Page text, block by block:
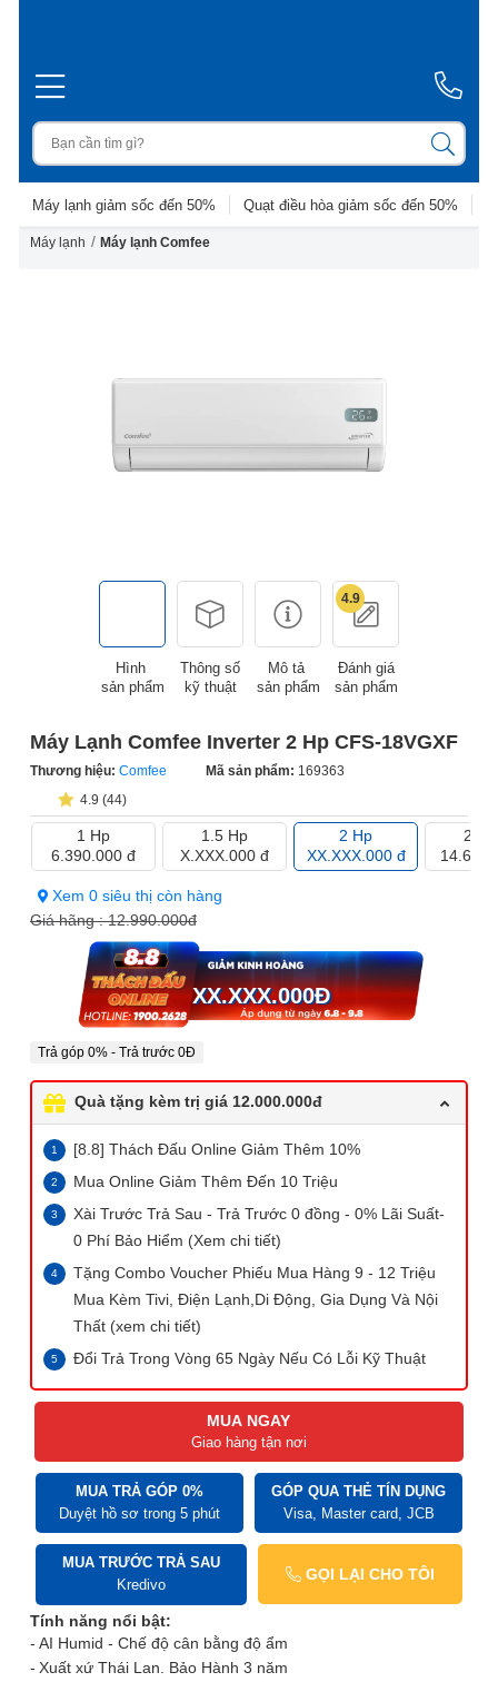
Máy lạnh giảm sốc đến 50% Quạt điều hòa giảm sốc đến 50%
Máy lạnh / Máy lạnh Comfee
Hình
sản phẩm
Thông số
kỹ thuật
Mô tả
sản phẩm
4.9
Đánh giá
sản phẩm
Máy Lạnh Comfee Inverter 2 Hp CFS-18VGXF
Thương hiệu: Comfee Mã sản phẩm: 169363
4.9 (44)
1 Hp
6.390.000 đ
1.5 Hp
X.XXX.000 đ
2 Hp
XX.XXX.000 đ
2.5
Xem 0 siêu thị còn hàng
Giá hãng :12.990.000đ
XX.XXX.000Đ
Trả góp 0% - Trả trước 0Đ
Quà tặng kèm trị giá 12.000.000đ
[8.8] Thách Đấu Online Giảm Thêm 10%
Mua Online Giảm Thêm Đến 10 Triệu
Xài Trước Trả Sau - Trả Trước 0 đồng - 0% Lãi Suất-
0 Phí Bảo Hiểm (Xem chi tiết)
Tặng Combo Voucher Phiếu Mua Hàng 9 - 12 Triệu
Mua Kèm Tivi, Điện Lạnh,Di Động, Gia Dụng Và Nội
Thất (xem chi tiết)
Đổi Trả Trong Vòng 65 Ngày Nếu Có Lỗi Kỹ Thuật
MUA NGAY
Giao hàng tận nơi
MUA TRẢ GÓP 0%
Duyệt hồ sơ trong 5 phút
GÓP QUA THẺ TÍN DỤNG
Visa, Master card, JCB
MUA TRƯỚC TRẢ SAU
Kredivo
GỌI LẠI CHO TÔI
Tính năng nổi bật:
AI Humid - Chế độ cân bằng độ ẩm
Xuất xứ Thái Lan. Bảo Hành 3 năm